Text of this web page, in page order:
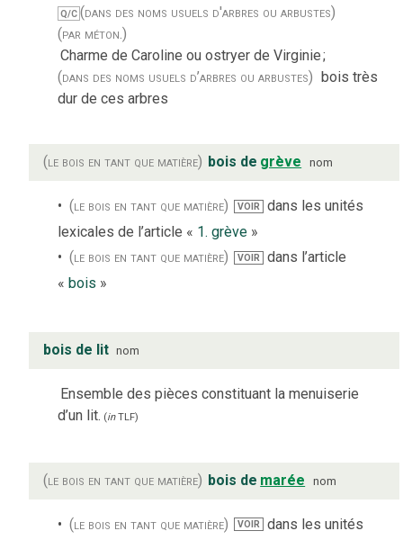
Q/C (dans des noms usuels d'arbres ou arbustes)
(par méton.)
Charme de Caroline ou ostryer de Virginie;
(dans des noms usuels d’arbres ou arbustes) bois très
dur de ces arbres
(le bois en tant que matière) bois de grève nom
(le bois en tant que matière) VOIR dans les unités
lexicales de l’article « 1. grève »
(le bois en tant que matière)
VOIR dans l’article
« bois »
bois de lit nom
Ensemble des pièces constituant la menuiserie
d’un lit. (inTLF)
(le bois en tant que matière) bois de marée nom
(le bois en tant que matière) VOIR
dans les unités